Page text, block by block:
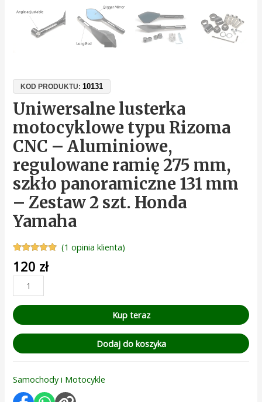
KOD PRODUKTU:10131
Uniwersalne lusterka
motocyklowe typu Rizoma
CNC – Aluminiowe,
regulowane ramię 275 mm,
szkło panoramiczne 131 mm
– Zestaw 2 szt. Honda
Yamaha
Oceniony
5.00na 5 na
podstawie
oceny
(1 opinia klienta)
120 zł
Kup teraz
Dodaj do koszyka
Samochody i Motocykle